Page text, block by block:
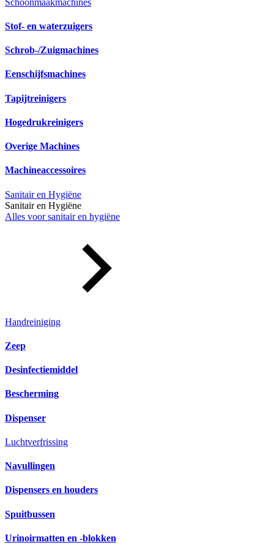
Stof- en waterzuigers
Schrob-/Zuigmachines
Eenschijfsmachines
Tapijtreinigers
Hogedrukreinigers
Overige Machines
Machineaccessoires
Sanitair en Hygiëne
Sanitair en Hygiëne
Alles voor sanitair en hygiëne
Handreiniging
Zeep
Desinfectiemiddel
Bescherming
Dispenser
Luchtverfrissing
Navullingen
Dispensers en houders
Spuitbussen
Urinoirmatten en -blokken